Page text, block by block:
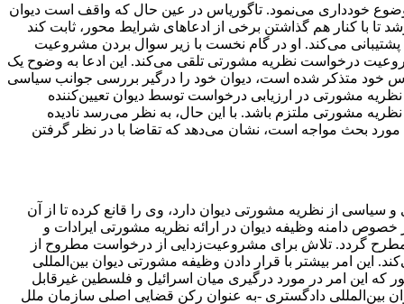
خودداری می‌نمود. تاگوریاس در عین حال که واقف است دیوان
با کنار هم گذاشتن برخی از ادعاهای شرایط ‌محور، ثابت کند
می‌کند. او در گام نخست با زیر سوال بردن مشروعیت
درخواست نظریه مشورتی تلقی می‌کند. این ادعا به وضوح یک
که همان‌طور که تاگوریاس خود متذکر شده است، دیوان خود را درگیر بررسی جوانب سیاسی
مشورتی در ارزیابی درخواست توسط دیوان تعیین‌کننده
مشورتی ملتزم باشد. با این حال، به نظر می‌رسد نادیده
بحث مواجه است، نشان می‌دهد که تقاضا با در نظر گرفتن
از نظریه مشورتی دیوان دارد، وی را قانع کرده تا از آن
دامنه وظیفه دیوان در ارائه نظریه مشورتی ایرادات و
گردد. تلاش برای مشروعیت‌زدایی از درخواست مطروح از
امر بیشتر با قرار دادن وظیفه مشورتی دیوان بین‌المللی
که این امر در مورد درگیری میان اسرائیل و فلسطین غیرقابل
بین‌المللی دادگستری -به عنوان رکن قضایی اصلی سازمان ملل